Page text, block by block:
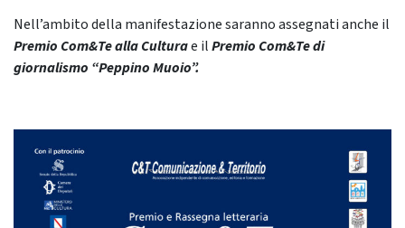
Nell’ambito della manifestazione saranno assegnati anche il
Premio Com&Te alla Culturae ilPremio Com&Te di
giornalismo “Peppino Muoio”.